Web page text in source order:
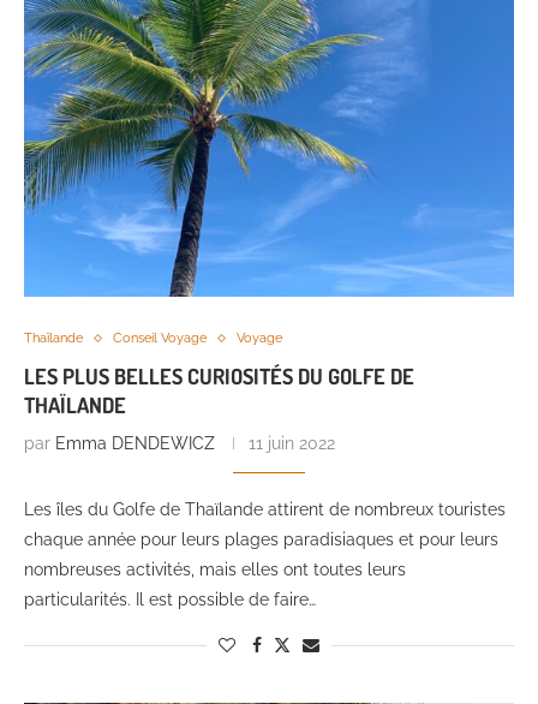
Thaïlande Conseil Voyage Voyage
LES PLUS BELLES CURIOSITÉS DU GOLFE DE
THAÏLANDE
par Emma DENDEWICZ 11 juin 2022
Les îles du Golfe de Thaïlande attirent de nombreux touristes
chaque année pour leurs plages paradisiaques et pour leurs
nombreuses activités, mais elles ont toutes leurs
particularités. Il est possible de faire…